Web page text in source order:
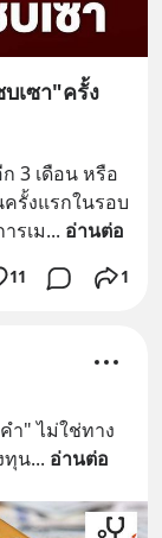
เซา"ครั้ง
3 เดือน หรือ
ครั้งแรกในรอบ
รเม... อ่านต่อ
11 1
ำ" ไม่ใช่ทาง
ทุน... อ่านต่อ